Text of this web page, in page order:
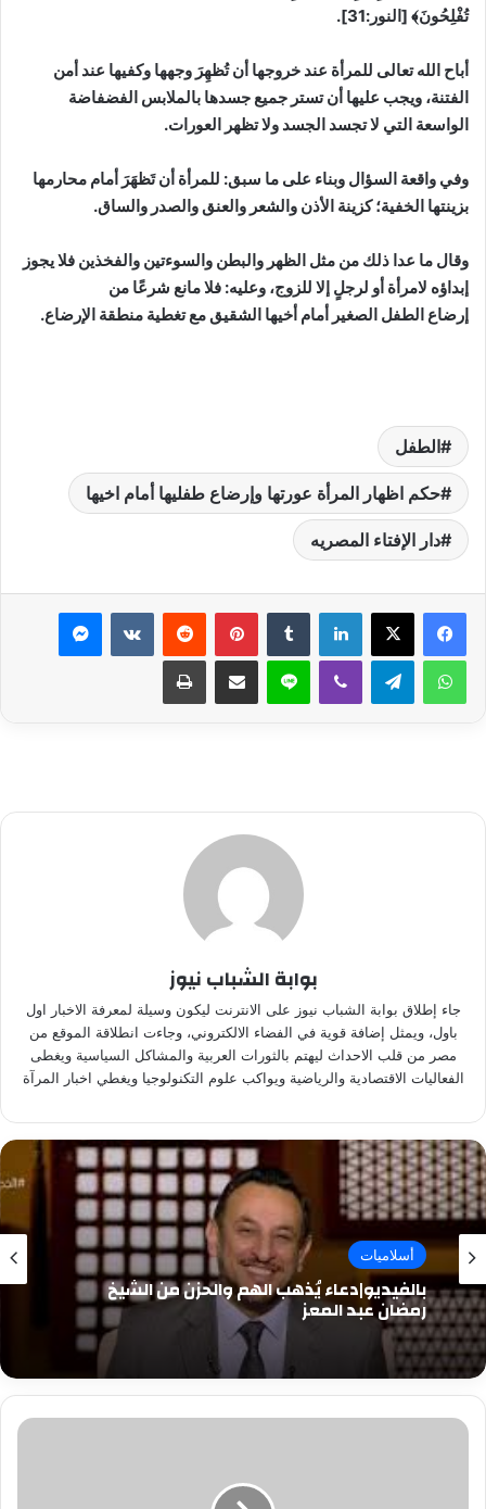
تُفْلِحُونَ﴾ [النور:31].
أباح الله تعالى للمرأة عند خروجها أن تُظهِرَ وجهها وكفيها عند أمن
الفتنة، ويجب عليها أن تستر جميع جسدها بالملابس الفضفاضة
الواسعة التي لا تجسد الجسد ولا تظهر العورات.
وفي واقعة السؤال وبناء على ما سبق: للمرأة أن تَظهَرَ أمام محارمها
بزينتها الخفية؛ كزينة الأذن والشعر والعنق والصدر والساق.
وقال ما عدا ذلك من مثل الظهر والبطن والسوءتين والفخذين فلا يجوز
إبداؤه لامرأة أو لرجلٍ إلا للزوج، وعليه: فلا مانع شرعًا من
إرضاع الطفل الصغير أمام أخيها الشقيق مع تغطية منطقة الإرضاع.
الطفل
حكم اظهار المرأة عورتها وإرضاع طفليها أمام اخيها
دار الإفتاء المصريه
لينكدإن بينتيريست ماسنجر
واتساب تيلقرام ڤايبر لاين مشاركة عبر البريد طباعة
بوابة الشباب نيوز
جاء إطلاق بوابة الشباب نيوز على الانترنت ليكون وسيلة لمعرفة الاخبار اول
باول، ويمثل إضافة قوية في الفضاء الالكتروني، وجاءت انطلاقة الموقع من
مصر من قلب الاحداث ليهتم بالثورات العربية والمشاكل السياسية ويغطى
الفعاليات الاقتصادية والرياضية ويواكب علوم التكنولوجيا ويغطي اخبار المرآة
أسلاميات
بالفيديو|دعاء يُذهب الهم والحزن من الشيخ
رمضان عبد المعز
حصاد